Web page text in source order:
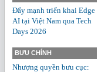
Đẩy mạnh triển khai Edge
AI tại Việt Nam qua Tech
Days 2026
BƯU CHÍNH
Nhượng quyền bưu cục: